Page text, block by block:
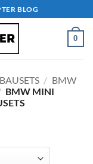
BLOG
0
/ BMW
BMW MINI